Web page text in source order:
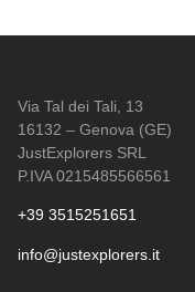
Via Tal dei Tali, 13
16132 – Genova (GE)
JustExplorers SRL
P.IVA 0215485566561
+39 3515251651
info@justexplorers.it